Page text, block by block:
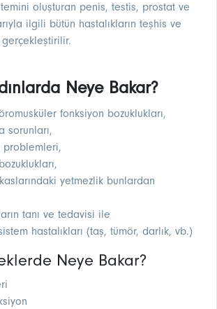
oluşturan penis, testis, prostat ve
ilgili bütün hastalıkların teşhis ve
Neye Bakar?
fonksiyon bozuklukları,
sorunları,
problemleri,
yetmezlik bunlardan
tanı ve tedavisi ile
hastalıkları (taş, tümör, darlık, vb.)
Neye Bakar?